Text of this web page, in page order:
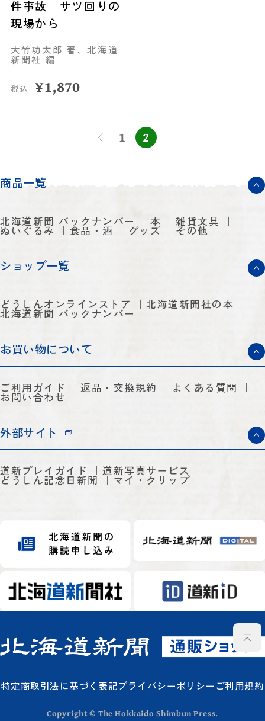
件事故 サツ回りの
現場から
大竹功太郎 著、北海道
新聞社 編
税込 ¥1,870
1 2
商品一覧
北海道新聞 バックナンバー 本 雑貨文具
ぬいぐるみ 食品・酒 グッズ その他
ショップ一覧
どうしんオンラインストア 北海道新聞社の本
北海道新聞 バックナンバー
お買い物について
ご利用ガイド 返品・交換規約 よくある質問
お問い合わせ
外部サイト
道新プレイガイド 道新写真サービス
どうしん記念日新聞 マイ・クリップ
特定商取引法に基づく表記プライバシーポリシー ご利用規約
Copyright © The Hokkaido Shimbun Press.